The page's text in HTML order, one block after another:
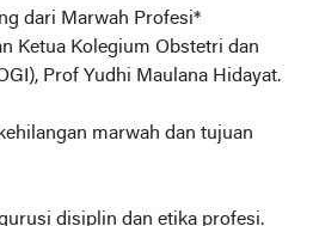
dari Marwah Profesi*
Ketua Kolegium Obstetri dan
Prof Yudhi Maulana Hidayat.
marwah dan tujuan
disiplin dan etika profesi.